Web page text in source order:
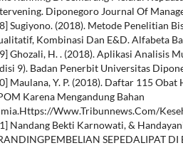
Diponegoro Journal Of
Sugiyono. (2018). Metode Penelitian
Kombinasi Dan E&D. Alfabeta
Ghozali, H. . (2018). Aplikasi Analisis
9). Badan Penerbit Universitas
Maulana, Y. P. (2018). Daftar 115
Karena Mengandung Bahan
Www.Tribunnews.Com/
Nandang Bekti Karnowati, &
SEPEDALIPAT